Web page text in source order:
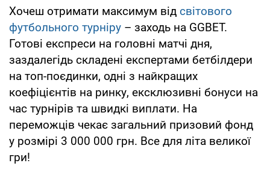
Хочеш отримати максимум від світового
футбольного турніру – заходь на GGBET.
Готові експреси на головні матчі дня,
заздалегідь складені експертами бетбілдери
на топ-поєдинки, одні з найкращих
коефіцієнтів на ринку, ексклюзивні бонуси на
час турнірів та швидкі виплати. На
переможців чекає загальний призовий фонд
у розмірі 3 000 000 грн. Все для літа великої
гри!